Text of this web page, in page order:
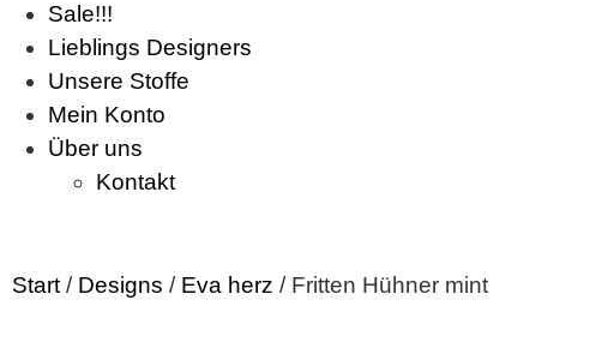
Sale!!!
Lieblings Designers
Unsere Stoffe
Mein Konto
Über uns
Kontakt
Start / Designs / Eva herz / Fritten Hühner mint